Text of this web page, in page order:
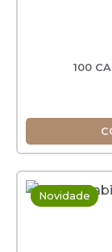
100
Novidade